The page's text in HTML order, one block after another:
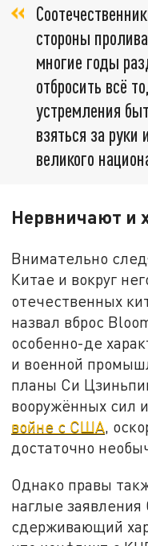
стороны
многие годы
отбросить всё
устремления
взяться за
великого
Нервничают и
Внимательно
Китае и вокруг
отечественных
назвал вброс
особенно-де
и военной
планы Си
вооружённых сил
войне с США,
достаточно
Однако правы
наглые
сдерживающий